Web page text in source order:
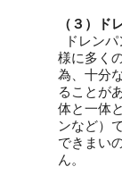
（３）ド
ドレン
様に多く
為、十分
ることが
体と一体
ンなど）
できまい
ん。